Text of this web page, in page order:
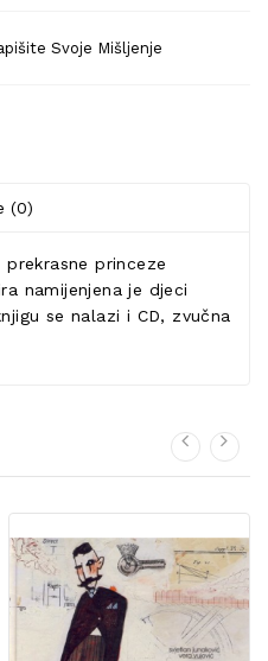
Svoje Mišljenje
(0)
princeze
namijenjena je djeci
se nalazi i CD, zvučna